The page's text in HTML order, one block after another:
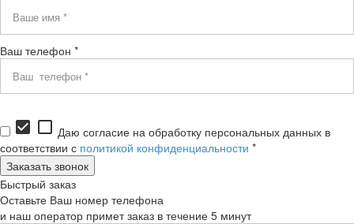
Ваш телефон *
check_box check_box_outline_blank Даю согласие на обработку персональных данных в
соответствии с политикой конфиденциальности *
Быстрый заказ
Оставьте Ваш номер телефона
и наш оператор примет заказ в течение 5 минут